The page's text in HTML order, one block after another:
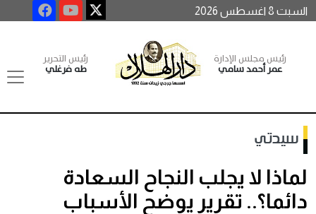
السبت 8 اغسطس 2026
رئيس مجلس الإدارة
عمر أحمد سامي
رئيس التحرير
طه فرغلي
سيدتي
لماذا لا يجلب النجاح السعادة
دائما؟.. تقرير يوضح الأسباب